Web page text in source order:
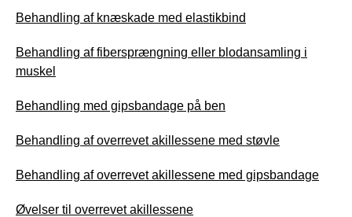
Behandling af knæskade med elastikbind
Behandling af fibersprængning eller blodansamling i
muskel
Behandling med gipsbandage på ben
Behandling af overrevet akillessene med støvle
Behandling af overrevet akillessene med gipsbandage
Øvelser til overrevet akillessene